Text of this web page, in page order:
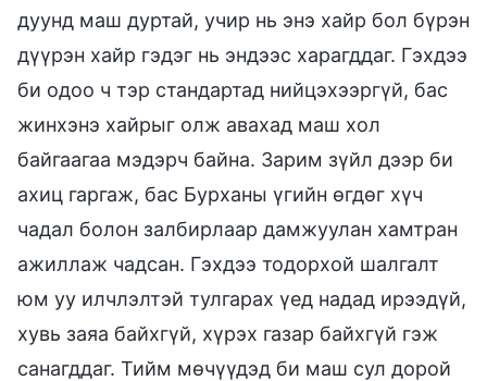
дуунд маш дуртай, учир нь энэ хайр бол бүрэн
дүүрэн хайр гэдэг нь эндээс харагддаг. Гэхдээ
би одоо ч тэр стандартад нийцэхээргүй, бас
жинхэнэ хайрыг олж авахад маш хол
байгаагаа мэдэрч байна. Зарим зүйл дээр би
ахиц гаргаж, бас Бурханы үгийн өгдөг хүч
чадал болон залбирлаар дамжуулан хамтран
ажиллаж чадсан. Гэхдээ тодорхой шалгалт
юм уу илчлэлтэй тулгарах үед надад ирээдүй,
хувь заяа байхгүй, хүрэх газар байхгүй гэж
санагддаг. Тийм мөчүүдэд би маш сул дорой